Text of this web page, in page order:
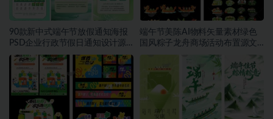
90款新中式端午节放假通知海报
PSD企业行政节假日通知设计源
文件素材~1552期
端午节美陈AI物料矢量素材绿色
国风粽子龙舟商场活动布置源文
件模板素材~1549期